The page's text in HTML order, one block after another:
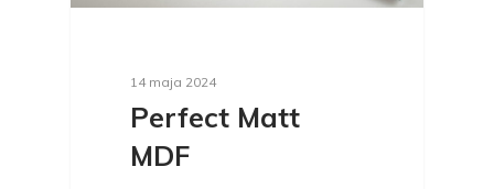
14 maja 2024
Perfect Matt
MDF